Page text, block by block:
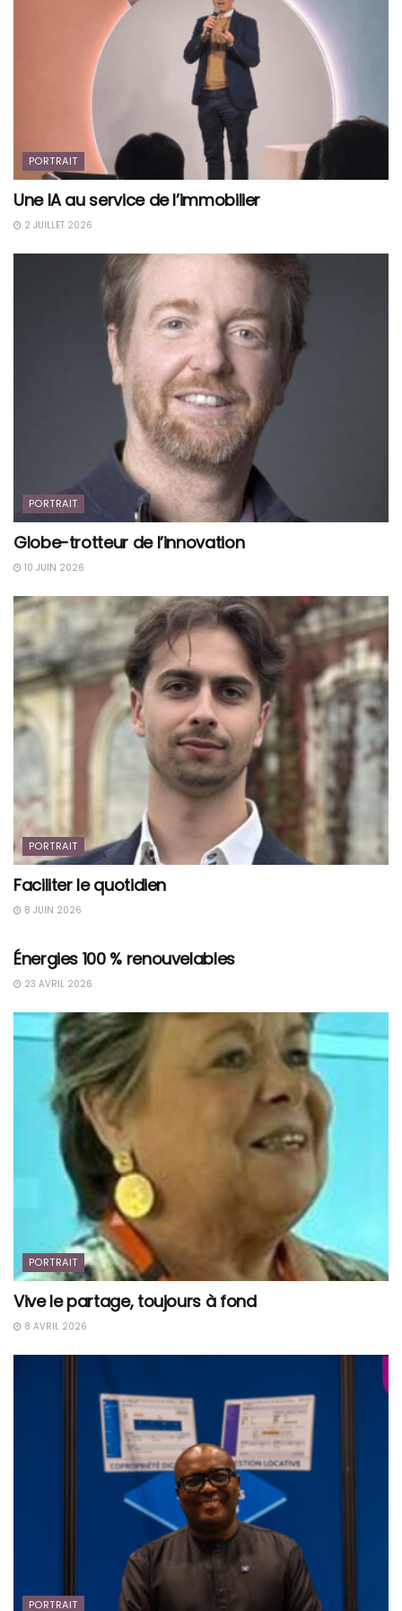
PORTRAIT
Une IA au service de l’immobilier
2 JUILLET 2026
PORTRAIT
Globe-trotteur de l’innovation
10 JUIN 2026
PORTRAIT
Faciliter le quotidien
8 JUIN 2026
Énergies 100 % renouvelables
23 AVRIL 2026
PORTRAIT
Vive le partage, toujours à fond
8 AVRIL 2026
PORTRAIT